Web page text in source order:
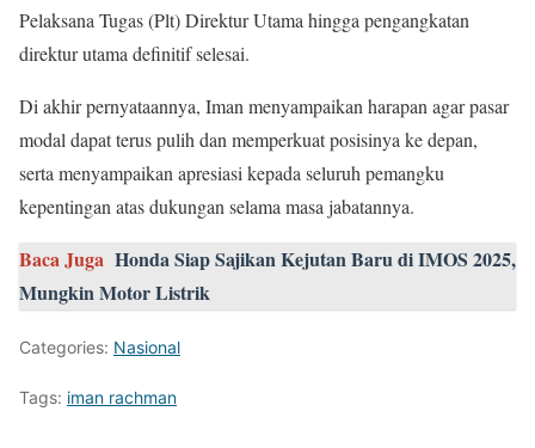
Pelaksana Tugas (Plt) Direktur Utama hingga pengangkatan
direktur utama definitif selesai.
Di akhir pernyataannya, Iman menyampaikan harapan agar pasar
modal dapat terus pulih dan memperkuat posisinya ke depan,
serta menyampaikan apresiasi kepada seluruh pemangku
kepentingan atas dukungan selama masa jabatannya.
Baca Juga Honda Siap Sajikan Kejutan Baru di IMOS 2025,
Mungkin Motor Listrik
Categories: Nasional
Tags: iman rachman